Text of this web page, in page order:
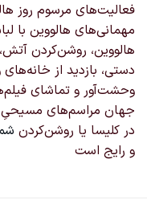
فعالیت‌های مرسوم روز
مهمانی‌های هالووین با
هالووین، روشن‌کردن
دستی، بازدید از
وحشت‌آور و تماشای
جهان مراسم‌های مسیحیِ
در کلیسا یا روشن‌کردن
و رایج است